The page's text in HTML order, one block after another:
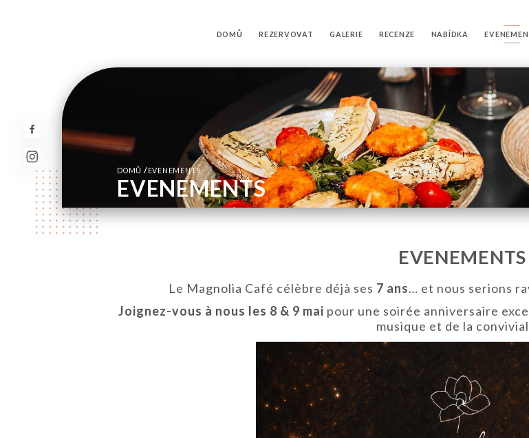
DOMŮ REZERVOVAT GALERIE RECENZE NABÍDKA
DOMŮ / EVENEMENTS
EVENEMENTS
EVENEMENTS
Le Magnolia Café célèbre déjà ses 7 ans… et nous serions
Joignez-vous à nous les 8 & 9 mai pour une soirée anniversaire
musique et de la